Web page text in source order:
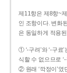
제11항은 제8항~
인 조항이다. 변화
은 동일하게 적용
① ‘-구려’와 ‘-구료
식할 수 없으므로
② 원래 ‘깍정이’였